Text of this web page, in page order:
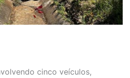
cinco veículos,